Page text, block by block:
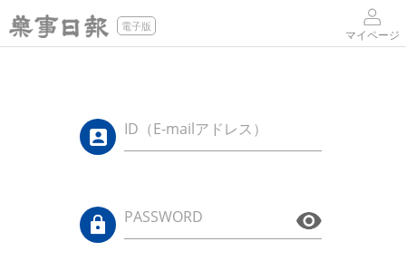
電子版
マイページ
ID（E-mailアドレス）
PASSWORD